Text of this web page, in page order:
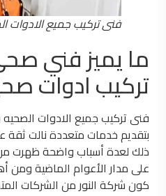
فنى تركيب جميع الادوات
ما يميز فني
تركيب ادوات
فنى تركيب جميع الادوات الصحيه و
بتقديم خدمات متعددة نالت ثقة
ذلك لعدة أسباب واضحة ظهرت من
على مدار الأعوام الماضية ومن
كون شركة النور من الشركات